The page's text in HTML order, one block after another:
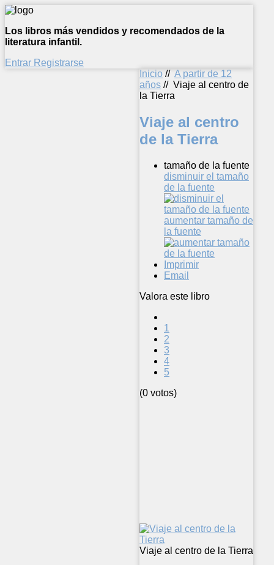
Los libros más vendidos y recomendados de la
literatura infantil.
Entrar Registrarse
Inicio // A partir de 12
años // Viaje al centro de
la Tierra
Viaje al centro
de la Tierra
tamaño de la fuente
disminuir el tamaño
de la fuente
aumentar tamaño de
la fuente
Imprimir
Email
Valora este libro
1
2
3
4
5
(0 votos)
Viaje al centro de la Tierra